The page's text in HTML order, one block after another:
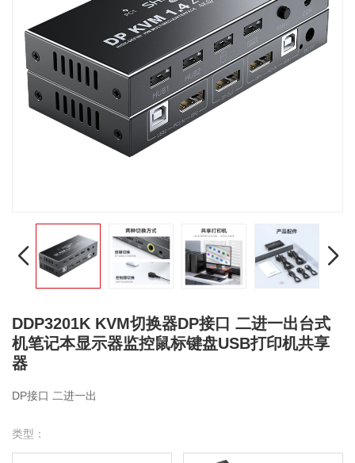
DDP3201K KVM切换器DP接口 二进一出台式
机笔记本显示器监控鼠标键盘USB打印机共享
器
DP接口 二进一出
类型：